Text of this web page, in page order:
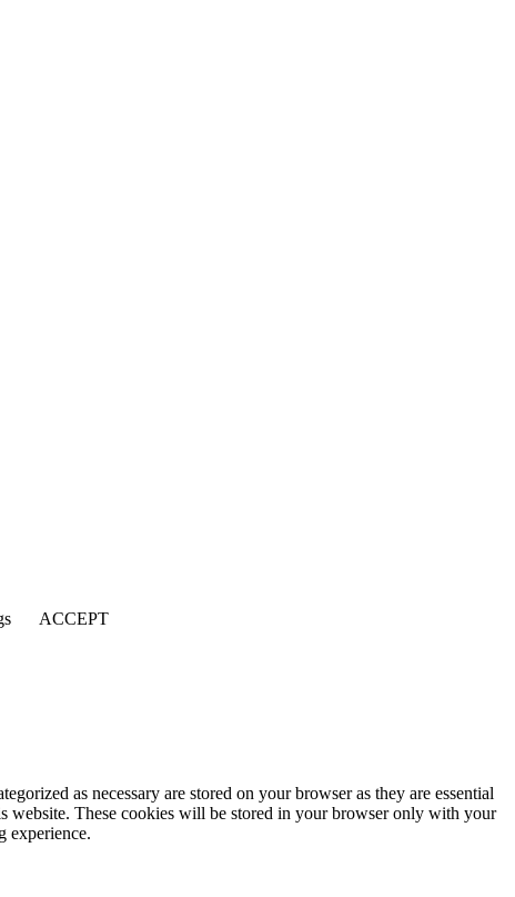
ACCEPT
as necessary are stored on your browser as they are essential
website. These cookies will be stored in your browser only with your
experience.